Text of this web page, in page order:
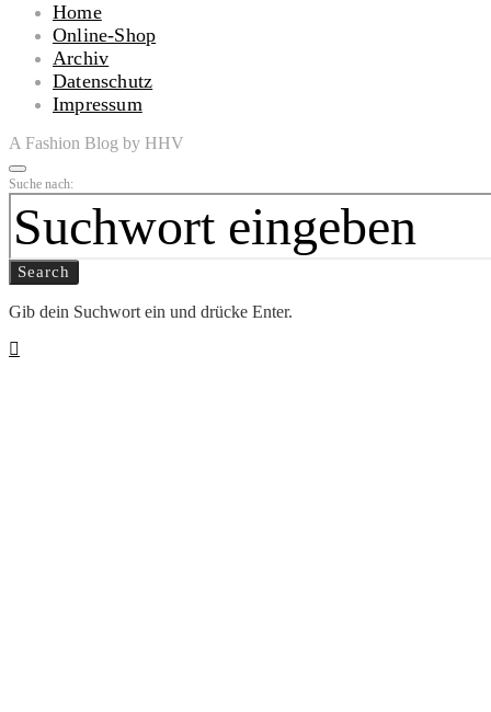
Home
Online-Shop
Archiv
Datenschutz
Impressum
A Fashion Blog by HHV
Suche nach:
Search
Gib dein Suchwort ein und drücke Enter.